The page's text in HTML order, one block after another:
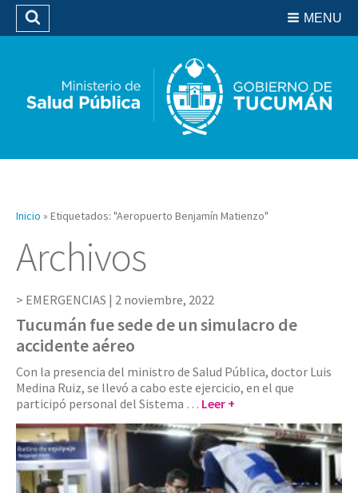
Biblioteca
MENU
Buscar
Inicio » Etiquetados: "Aeropuerto Benjamín Matienzo"
Archivos
EMERGENCIAS | 2 noviembre, 2022
Tucumán fue sede de un simulacro de
accidente aéreo
Con la presencia del ministro de Salud Pública, doctor Luis
Medina Ruiz, se llevó a cabo este ejercicio, en el que
participó personal del Sistema … Leer +